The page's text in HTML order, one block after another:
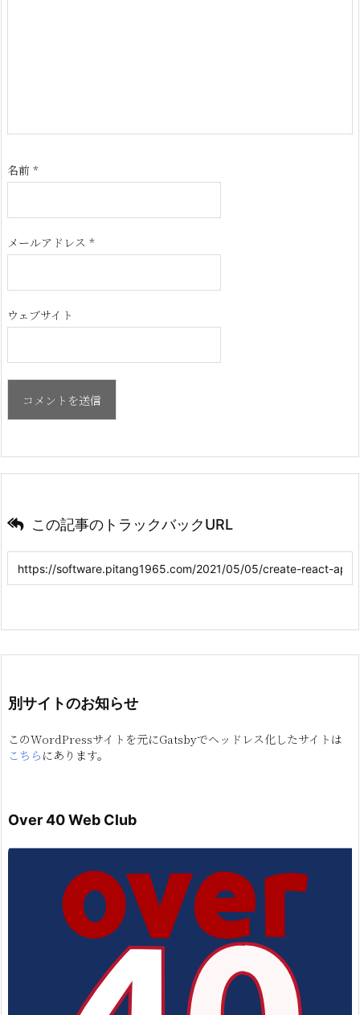
名前 *
メールアドレス *
ウェブサイト
この記事のトラックバックURL
別サイトのお知らせ
このWordPressサイトを元にGatsbyでヘッドレス化したサイトは
こちら にあります。
Over 40 Web Club